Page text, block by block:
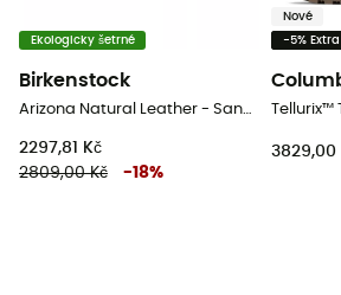
Ekologicky šetrné
Birkenstock
Arizona Natural Leather - Sandály
2297,81 Kč
2809,00 Kč
-18%
Nové
-5%
3829,00